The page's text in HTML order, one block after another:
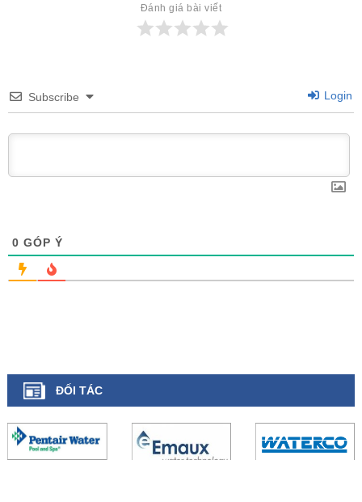
Đánh giá bài viết
Subscribe Login
0 GÓP Ý
ĐỐI TÁC